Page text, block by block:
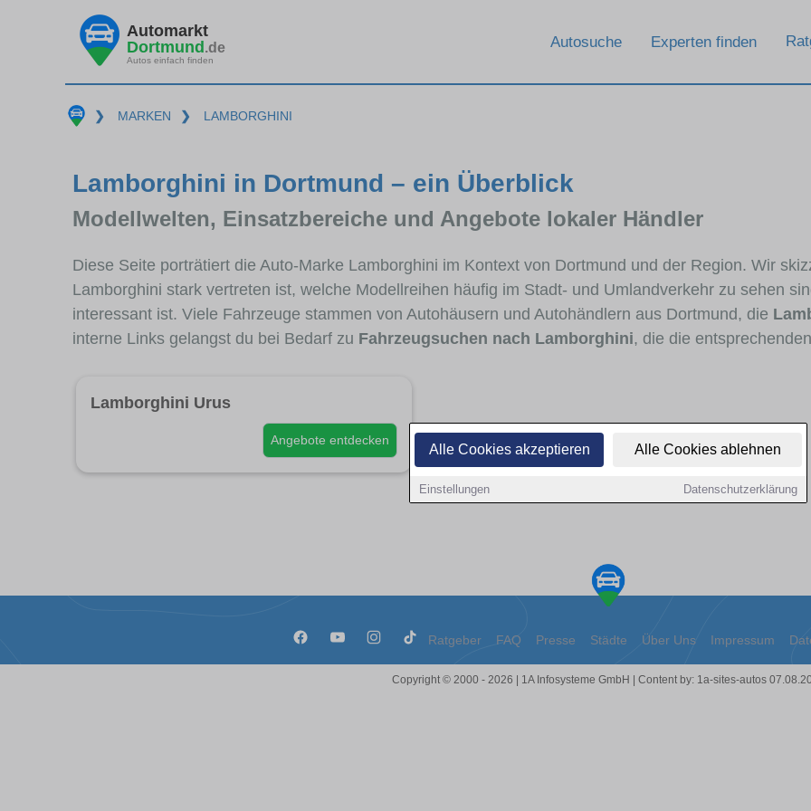
Alle Cookies akzeptieren Alle Cookies ablehnen
Einstellungen Datenschutzerklärung
Automarkt
Dortmund.de
Autos einfach finden
Autosuche Experten finden
❯ MARKEN ❯ LAMBORGHINI
Lamborghini in Dortmund – ein Überblick
Modellwelten, Einsatzbereiche und Angebote lokaler Händler
Diese Seite porträtiert die Auto-Marke Lamborghini im Kontext von Dortmund und der Region. Wir
Lamborghini stark vertreten ist, welche Modellreihen häufig im Stadt- und Umlandverkehr zu sehen
interessant ist. Viele Fahrzeuge stammen von Autohäusern und Autohändlern aus Dortmund, die
interne Links gelangst du bei Bedarf zu Fahrzeugsuchen nach Lamborghini, die die
Lamborghini Urus
Angebote entdecken
Ratgeber FAQ Presse Städte Über Uns Impressum
Copyright © 2000 - 2026 | 1A Infosysteme GmbH | Content by: 1a-sites-autos